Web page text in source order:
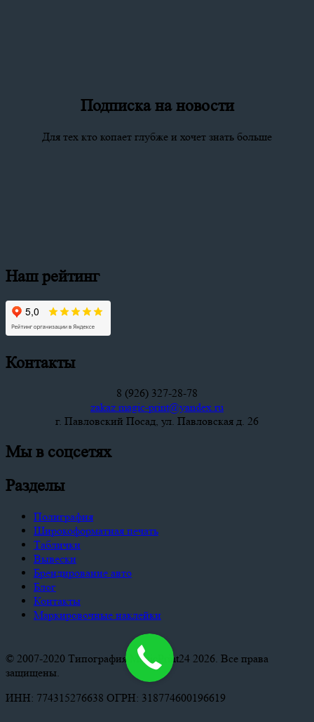
Подписка на новости
Для тех кто копает глубже и хочет знать больше
Наш рейтинг
Контакты
8 (926) 327-28-78
zakaz.magic-print@yandex.ru
г. Павловский Посад, ул. Павловская д. 26
Мы в соцсетях
Разделы
Полиграфия
Широкоформатная печать
Таблички
Вывески
Брендирование авто
Блог
Контакты
Маркировочные наклейки
© 2007-2020 Типография MagicPrint24 2026. Все права
защищены.
ИНН: 774315276638 ОГРН: 318774600196619